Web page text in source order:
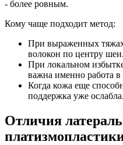
- более ровным.
Кому чаще подходит метод:
При выраженных
волокон по центру шеи.
При локальном
важна именно работа в
Когда кожа еще
поддержка уже ослабла.
Отличия